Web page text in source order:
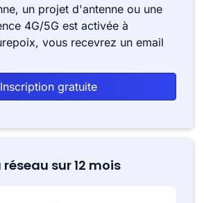
un projet d'antenne ou une
4G/5G est activée à
vous recevrez un email
Inscription gratuite
sur 12 mois